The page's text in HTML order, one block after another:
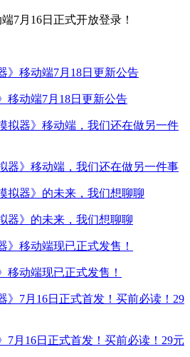
7月16日正式开放登录！
移动端7月18日更新公告
器》移动端，我们还在做另一件事
器》的未来，我们想聊聊
移动端现已正式发售！
7月16日正式首发！买前必读！29元